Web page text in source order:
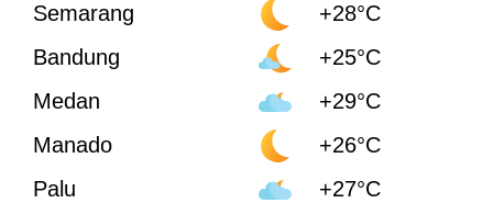
Semarang
+28°C
Bandung
+25°C
Medan
+29°C
Manado
+26°C
Palu
+27°C